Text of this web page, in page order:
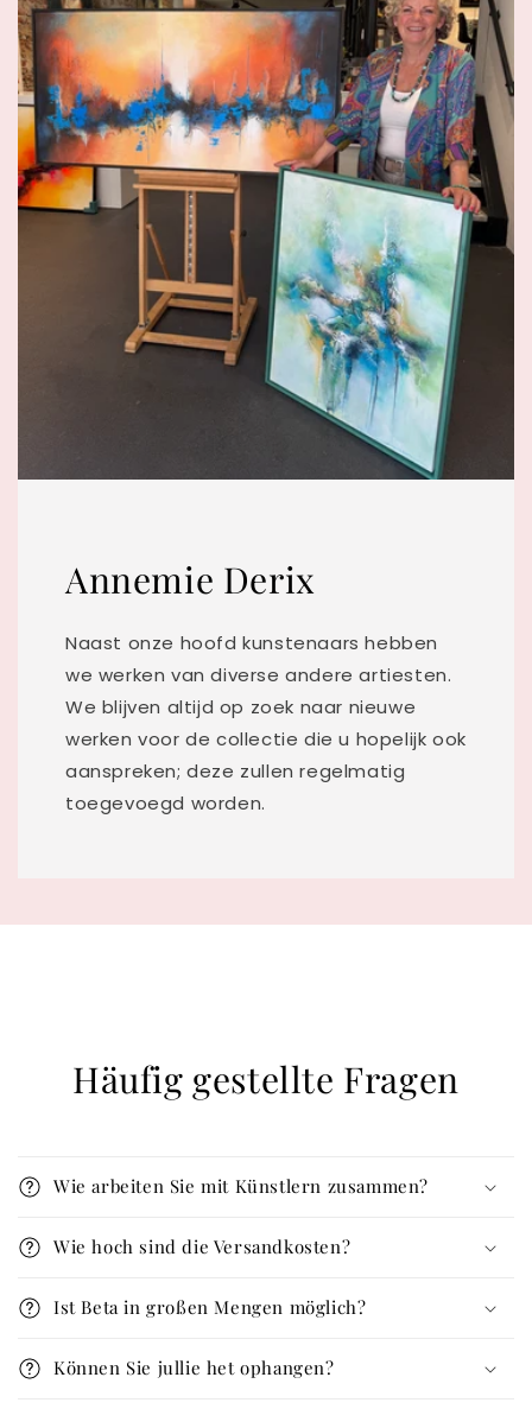
Annemie Derix
Naast onze hoofd kunstenaars hebben
we werken van diverse andere artiesten.
We blijven altijd op zoek naar nieuwe
werken voor de collectie die u hopelijk ook
aanspreken; deze zullen regelmatig
toegevoegd worden.
Häufig gestellte Fragen
Wie arbeiten Sie mit Künstlern zusammen?
Wie hoch sind die Versandkosten?
Ist Beta in großen Mengen möglich?
Können Sie jullie het ophangen?